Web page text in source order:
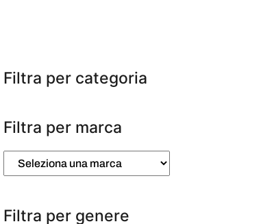
Filtra per categoria
Filtra per marca
Filtra per genere